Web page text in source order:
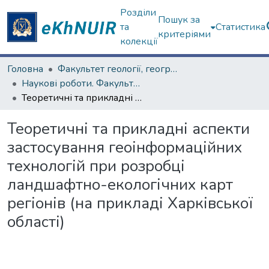
Розділи
та
колекції
Пошук за
критеріями
Статистика
Головна
Факультет геології, географіії, рекреації і туризму
Наукові роботи. Факультет геології, географіії, рекреації і туризму
Теоретичні та прикладні аспекти застосування геоінформаційних технологій при розробці ландшафтно-екологічних карт регіонів (на прикладі Харківської області)
Теоретичні та прикладні аспекти
застосування геоінформаційних
технологій при розробці
ландшафтно-екологічних карт
регіонів (на прикладі Харківської
області)